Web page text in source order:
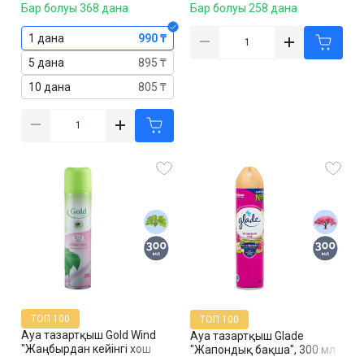
Бар болуы 368 дана
1 дана
990 ₸
5 дана
895 ₸
10 дана
805 ₸
Бар болуы 258 дана
Ауа тазартқыш Gold Wind
"Жаңбырдан кейінгі хош
ТОП 100
Ауа тазартқыш Glade
"Жапондық бақша", 300 мл
ТОП 100